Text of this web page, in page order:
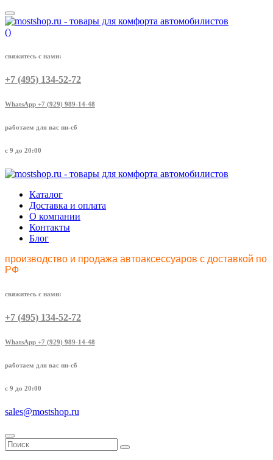
()
свяжитесь с нами:
+7 (495) 134-52-72
WhatsApp +7 (929) 989-14-48
работаем для вас пн-сб
с 9 до 20:00
Каталог
Доставка и оплата
О компании
Контакты
Блог
производство и продажа автоаксессуаров с доставкой по
РФ
свяжитесь с нами:
+7 (495) 134-52-72
WhatsApp +7 (929) 989-14-48
работаем для вас пн-сб
с 9 до 20:00
sales@mostshop.ru